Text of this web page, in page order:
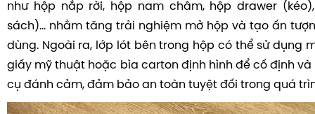
như hộp nắp rời, hộp nam châm, hộp drawer
sách)… nhằm tăng trải nghiệm mở hộp và tạo ấn
dùng. Ngoài ra, lớp lót bên trong hộp có thể sử dụng
giấy mỹ thuật hoặc bìa carton định hình để cố định
cụ đánh cảm, đảm bảo an toàn tuyệt đối trong quá